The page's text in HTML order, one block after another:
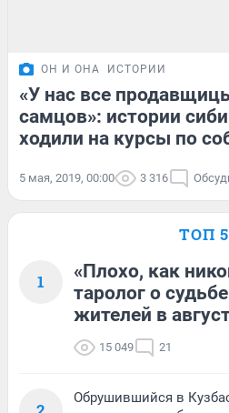
ОН И ОНА ИСТОРИИ
«У нас все
самцов»: истории
ходили на курсы по
5 мая, 2019, 00:00 3 316
ТОП 5
1
«Плохо, как
таролог о
жителей в
15 049 21
Обрушившийся в